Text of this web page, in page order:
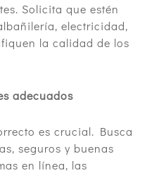
Solicita que estén
electricidad,
la calidad de los
adecuados
es crucial. Busca
seguros y buenas
en línea, las